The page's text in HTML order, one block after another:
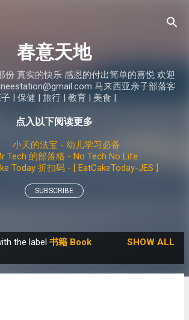
春意天地
份 真实的快乐 感恩的付出简单的喜悦 欢迎
马来西亚亲子部落客
| 保健 | 旅行 | 教育 | 美食 |
点入以下阅读更多
小天的法宝 - 幼儿学习必备
Tech 的部落格 - No Tech No Life
Today 折扣码 - [ EatCakeToday-JES ]
SUBSCRIBE
the label 书籍 Book
SHOW ALL